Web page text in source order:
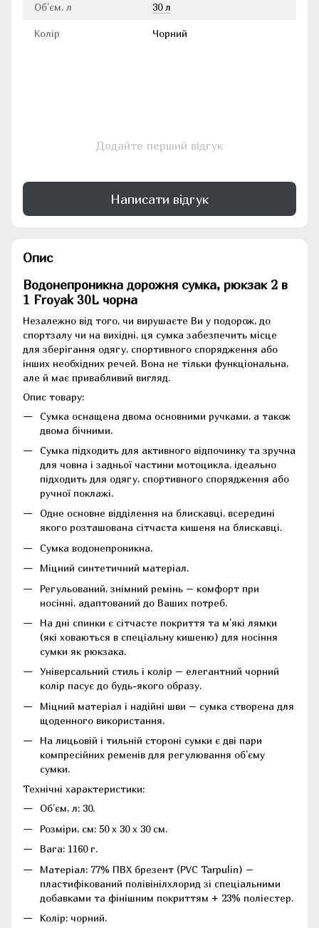
Об'єм, л 30 л
Колір Чорний
Додайте перший відгук
Написати відгук
Опис
Водонепроникна дорожня сумка, рюкзак 2 в
1 Froyak 30L чорна
Незалежно від того, чи вирушаєте Ви у подорож, до
спортзалу чи на вихідні, ця сумка забезпечить місце
для зберігання одягу, спортивного спорядження або
інших необхідних речей. Вона не тільки функціональна,
але й має привабливий вигляд.
Опис товару:
Сумка оснащена двома основними ручками, а також
двома бічними.
Сумка підходить для активного відпочинку та зручна
для човна і задньої частини мотоцикла, ідеально
підходить для одягу, спортивного спорядження або
ручної поклажі.
Одне основне відділення на блискавці, всередині
якого розташована сітчаста кишеня на блискавці.
Сумка водонепроникна.
Міцний синтетичний матеріал.
Регульований, знімний ремінь – комфорт при
носінні, адаптований до Ваших потреб.
На дні спинки є сітчасте покриття та м'які лямки
(які ховаються в спеціальну кишеню) для носіння
сумки як рюкзака.
Універсальний стиль і колір – елегантний чорний
колір пасує до будь-якого образу.
Міцний матеріал і надійні шви – сумка створена для
щоденного використання.
На лицьовій і тильній стороні сумки є дві пари
компресійних ременів для регулювання об’єму
сумки.
Технічні характеристики:
Об’єм, л: 30.
Розміри, см: 50 х 30 х 30 см.
Вага: 1160 г.
Матеріал: 77% ПВХ брезент (PVC Tarpulin) –
пластифікований полівінілхлорид зі спеціальними
добавками та фінішним покриттям + 23% поліестер.
Колір: чорний.